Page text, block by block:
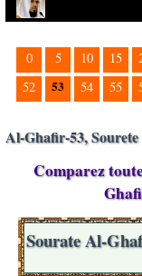
0 5 10 15
52
53 54 55
Al-Ghafir-53,
Comparez
Sourate Al-